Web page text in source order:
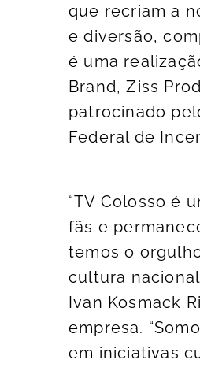
que recriam a
e diversão,
é uma
Brand, Ziss
patrocinado
Federal de
“TV Colosso é
fãs e
temos o
cultura
Ivan Kosmack
empresa.
em iniciativas